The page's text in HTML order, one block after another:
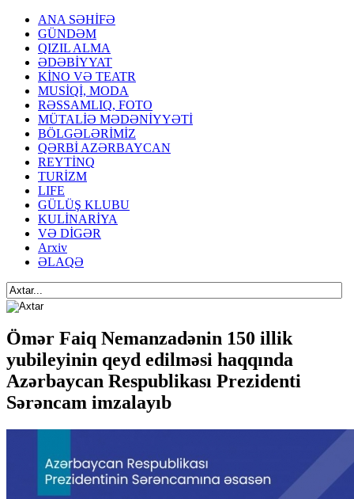
ANA SƏHİFƏ
GÜNDƏM
QIZIL ALMA
ƏDƏBİYYAT
KİNO VƏ TEATR
MUSİQİ, MODA
RƏSSAMLIQ, FOTO
MÜTALİƏ MƏDƏNİYYƏTİ
BÖLGƏLƏRİMİZ
QƏRBİ AZƏRBAYCAN
REYTİNQ
TURİZM
LIFE
GÜLÜŞ KLUBU
KULİNARİYA
VƏ DİGƏR
Arxiv
ƏLAQƏ
Ömər Faiq Nemanzadənin 150 illik
yubileyinin qeyd edilməsi haqqında
Azərbaycan Respublikası Prezidenti
Sərəncam imzalayıb